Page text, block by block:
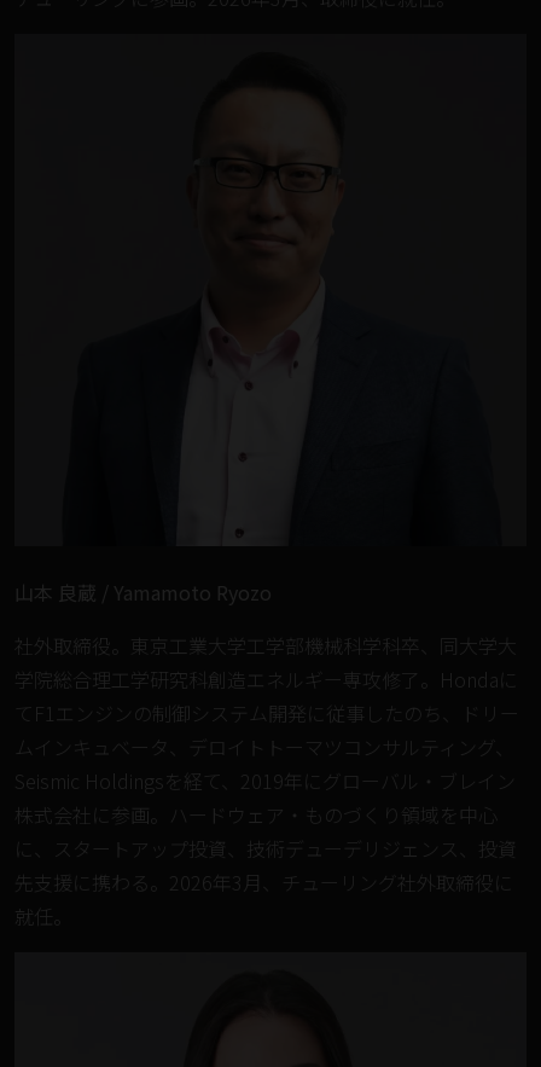
山本 良蔵 / Yamamoto Ryozo
社外取締役。東京工業大学工学部機械科学科卒、同大学大
学院総合理工学研究科創造エネルギー専攻修了。Hondaに
てF1エンジンの制御システム開発に従事したのち、ドリー
ムインキュベータ、デロイトトーマツコンサルティング、
Seismic Holdingsを経て、2019年にグローバル・ブレイン
株式会社に参画。ハードウェア・ものづくり領域を中心
に、スタートアップ投資、技術デューデリジェンス、投資
先支援に携わる。2026年3月、チューリング社外取締役に
就任。